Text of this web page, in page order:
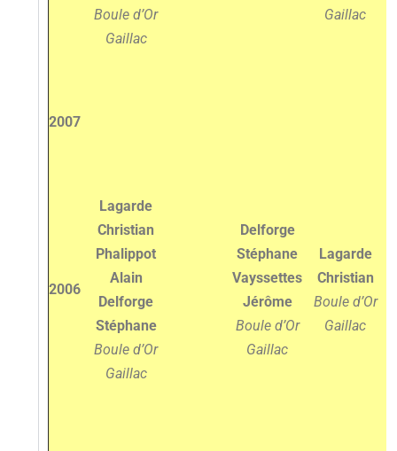
Boule d’Or
Gaillac
Gaillac
2007
2006
Lagarde
Christian
Phalippot
Alain
Delforge
Stéphane
Boule d’Or
Gaillac
Delforge
Stéphane
Vayssettes
Jérôme
Boule d’Or
Gaillac
Lagarde
Christian
Boule d’Or
Gaillac